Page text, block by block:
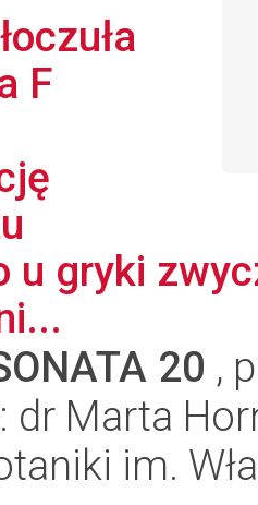
F
u gryki
20 ,
dr Marta
im.